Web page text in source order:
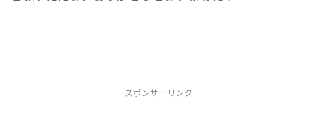
スポンサーリンク